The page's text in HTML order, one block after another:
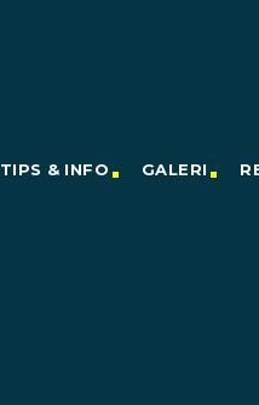
TIPS & INFO GALERI